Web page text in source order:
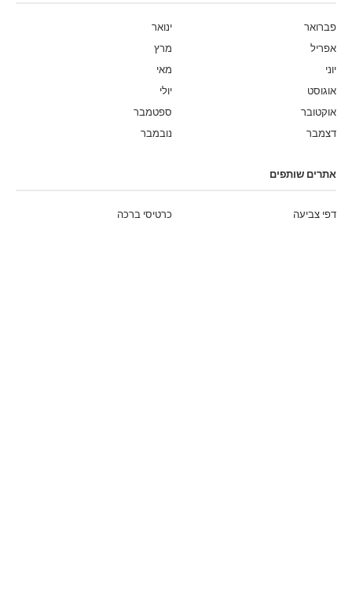
ינואר
פברואר
מרץ
אפריל
מאי
יוני
יולי
אוגוסט
ספטמבר
אוקטובר
נובמבר
דצמבר
אתרים שותפים
כרטיסי ברכה דפי צביעה